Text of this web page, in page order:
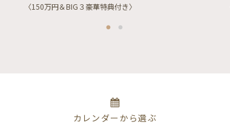
〈150万円＆BIG３豪華特典付き〉
カレンダーから選ぶ